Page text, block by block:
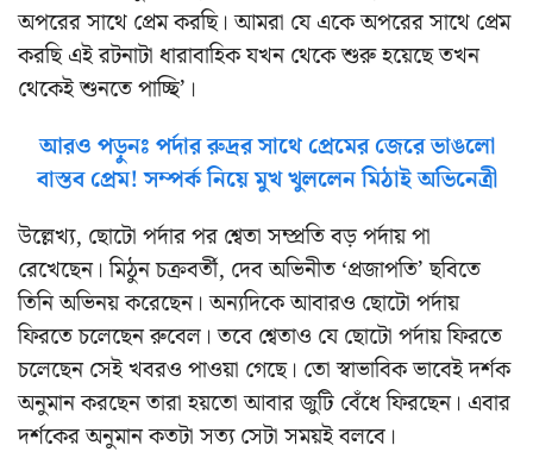
অপরের সাথে প্রেম করছি। আমরা যে একে অপরের সাথে প্রেম
করছি এই রটনাটা ধারাবাহিক যখন থেকে শুরু হয়েছে তখন
থেকেই শুনতে পাচ্ছি’।
আরও পড়ুনঃ পর্দার রুদ্রর সাথে প্রেমের জেরে ভাঙলো
বাস্তব প্রেম! সম্পর্ক নিয়ে মুখ খুললেন মিঠাই অভিনেত্রী
উল্লেখ্য, ছোটো পর্দার পর শ্বেতা সম্প্রতি বড় পর্দায় পা
রেখেছেন। মিঠুন চক্রবর্তী, দেব অভিনীত ‘প্রজাপতি’ ছবিতে
তিনি অভিনয় করেছেন। অন্যদিকে আবারও ছোটো পর্দায়
ফিরতে চলেছেন রুবেল। তবে শ্বেতাও যে ছোটো পর্দায় ফিরতে
চলেছেন সেই খবরও পাওয়া গেছে। তো স্বাভাবিক ভাবেই দর্শক
অনুমান করছেন তারা হয়তো আবার জুটি বেঁধে ফিরছেন। এবার
দর্শকের অনুমান কতটা সত্য সেটা সময়ই বলবে।